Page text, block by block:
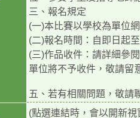
三、報名規定
(一)本比賽以學校為單位
(二)報名時間：自即日起
(三)作品收件：請詳細參
單位將不予收件，敬請留
五、若有相關問題，敬請
(點選連結時，會以開新視